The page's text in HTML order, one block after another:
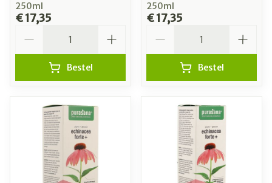
250ml
€ 17,35
Bestel
250ml
€ 17,35
Bestel